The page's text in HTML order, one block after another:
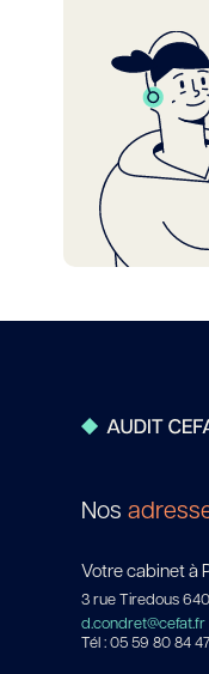
Nos
Votre cabinet à
3 rue Tiredous
d.condret@cefat.fr
Tél : 05 59 80 84 47